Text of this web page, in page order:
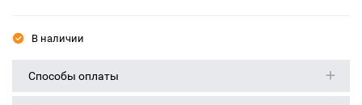
В наличии
Способы оплаты